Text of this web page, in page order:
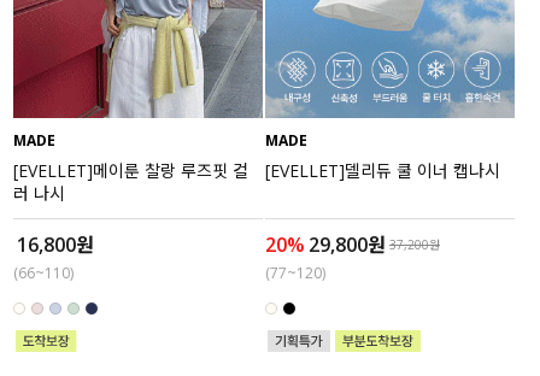
MADE
[EVELLET]메이룬 찰랑 루즈핏 컬
러 나시
16,800원
(66~110)
MADE
[EVELLET]델리듀 쿨 이너 캡나시
20% 29,800원 37,200원
(77~120)